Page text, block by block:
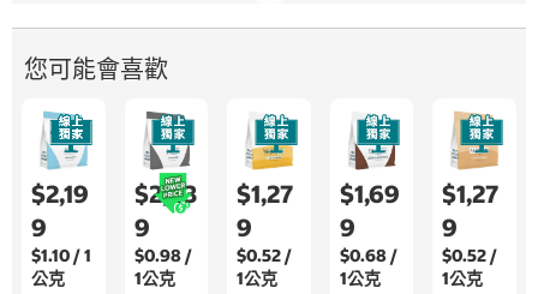
您可能會喜歡
$2,19
9
$1.10 / 1
公克
$2,43
9
$0.98 /
1公克
$1,27
9
$0.52 /
1公克
$1,69
9
$0.68 /
1公克
$1,27
9
$0.52 /
1公克